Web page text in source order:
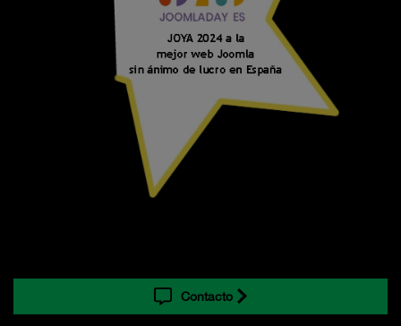
Contacto